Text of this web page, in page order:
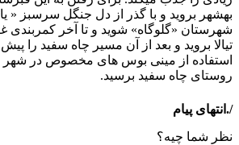
بهشهر بروید و با گذر از دل جنگل سرسبز «
شهرستان «گلوگاه» شوید و تا آخر
تیالا بروید و بعد از آن مسیر چاه سفید را پیش
استفاده از مینی بوس های مخصوص در شهر
روستای چاه سفید برسید.
/.انتهای پیام
نظر شما چیه؟